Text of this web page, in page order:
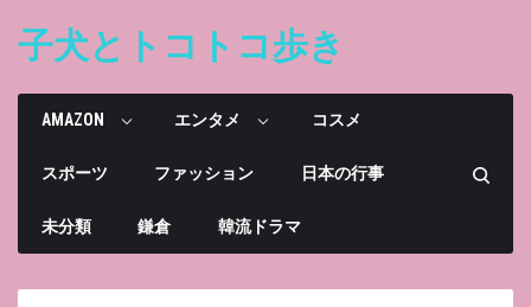
content子犬とトコトコ歩き
AMAZON エンタメ コスメ
スポーツ ファッション 日本の行事
未分類 鎌倉 韓流ドラマ